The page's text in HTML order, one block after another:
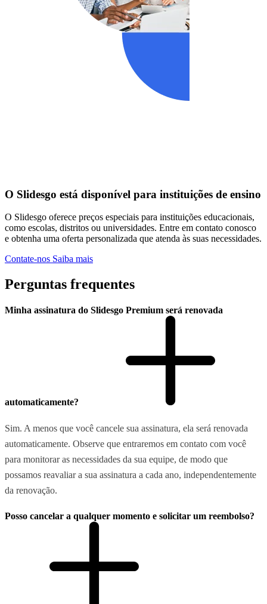
O Slidesgo está disponível para instituições de ensino
O Slidesgo oferece preços especiais para instituições educacionais,
como escolas, distritos ou universidades. Entre em contato conosco
e obtenha uma oferta personalizada que atenda às suas necessidades.
Contate-nos Saiba mais
Perguntas frequentes
Minha assinatura do Slidesgo Premium será renovada
automaticamente?
Sim. A menos que você cancele sua assinatura, ela será renovada
automaticamente. Observe que entraremos em contato com você
para monitorar as necessidades da sua equipe, de modo que
possamos reavaliar a sua assinatura a cada ano, independentemente
da renovação.
Posso cancelar a qualquer momento e solicitar um reembolso?